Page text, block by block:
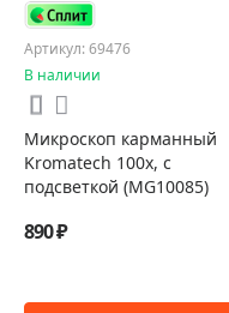
Артикул: 69476
В наличии
Микроскоп карманный
Kromatech 100x, с
подсветкой (MG10085)
890 ₽